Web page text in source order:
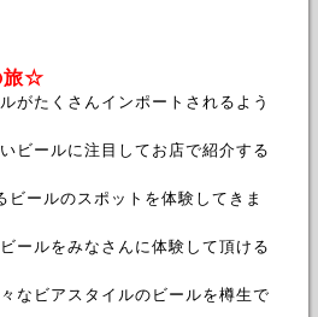
旅☆
がたくさんインポートされるよう
ビールに注目して お店で紹介する
ビールのスポットを体験してきま
ールをみなさんに体験して頂ける
なビアスタイルのビールを樽生で